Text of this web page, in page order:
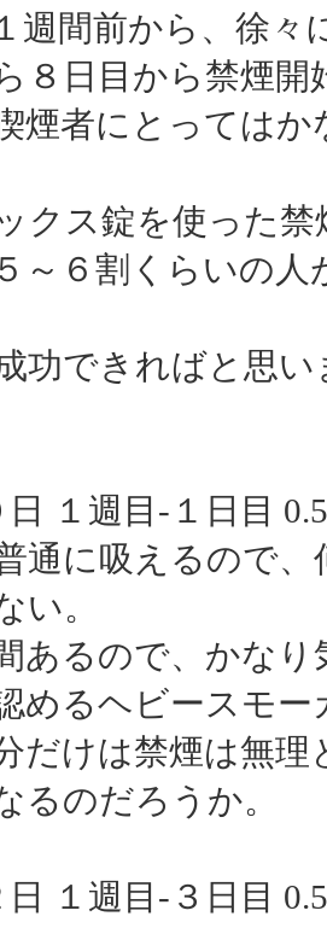
週間前から、徐々
８日目から禁煙開
煙者にとってはか
クス錠を使った
～６割くらいの
功できればと思い
１週目-１日目
通に吸えるので
い。
あるので、かなり
めるヘビースモ
だけは禁煙は無
るのだろうか。
１週目-３日目